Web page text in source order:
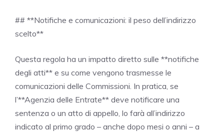
## **Notifiche e comunicazioni: il peso dell’indirizzo
scelto**
Questa regola ha un impatto diretto sulle **notifiche
degli atti** e su come vengono trasmesse le
comunicazioni delle Commissioni. In pratica, se
l’**Agenzia delle Entrate** deve notificare una
sentenza o un atto di appello, lo farà all’indirizzo
indicato al primo grado – anche dopo mesi o anni – a